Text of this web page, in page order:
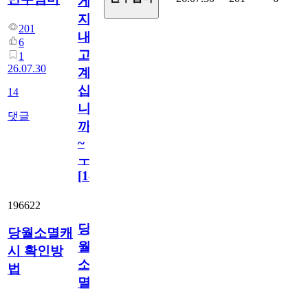
201
6
1
26.07.30
14
댓글
지
내
고
계
십
니
까
~
ㅜ
[14
196622
당월소멸캐
시 확인방
법
당
월
소
멸